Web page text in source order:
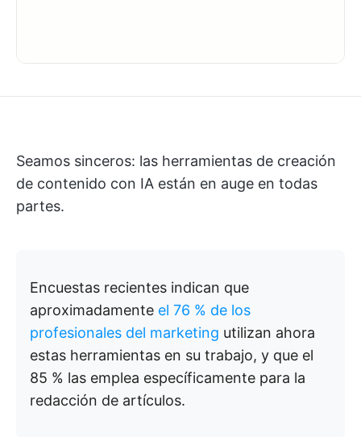
Seamos sinceros: las herramientas de creación
de contenido con IA están en auge en todas
partes.
Encuestas recientes indican que
aproximadamente el 76 % de los
profesionales del marketing utilizan ahora
estas herramientas en su trabajo, y que el
85 % las emplea específicamente para la
redacción de artículos.